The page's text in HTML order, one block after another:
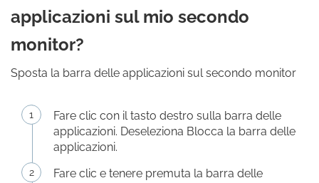
applicazioni sul mio secondo
monitor?
Sposta la barra delle applicazioni sul secondo monitor
Fare clic con il tasto destro sulla barra delle
applicazioni. Deseleziona Blocca la barra delle
applicazioni.
Fare clic e tenere premuta la barra delle